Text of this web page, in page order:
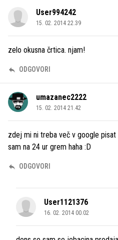
User994242
15. 02. 2014 22.39
zelo okusna črtica. njam!
ODGOVORI
umazanec2222
15. 02. 2014 21.42
zdej mi ni treba več v google
sam na 24 ur grem haha :D
ODGOVORI
User1121376
16. 02. 2014 00.02